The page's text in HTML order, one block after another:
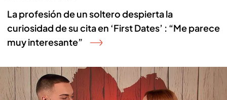
La profesión de un soltero despierta la
curiosidad de su cita en ‘First Dates’ : “Me parece
muy interesante”